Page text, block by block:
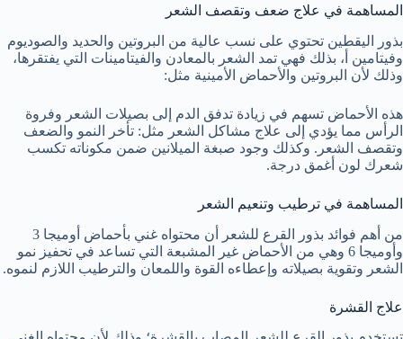
المساهمة في علاج ضعف وتقصف الشعر
بذور اليقطين تحتوي على نسب عالية من البروتين والحديد والصوديوم
وفيتامين أ، بذلك فهي تمد الشعر بالمعادن والفيتامينات التي يفتقرها،
وذلك لأن البروتين والأحماض الأمينية مثل:
هذه الأحماض تسهم في زيادة تدفق الدم إلى بصيلات الشعر وفروة
الرأس مما يؤدي إلى علاج مشاكل الشعر مثل: تأخر النمو والضعف
وتقصف الشعر. وكذلك وجود صبغة الميلانين ضمن مكوناته تكسب
شعرك لون أغمق درجة.
المساهمة في ترطيب وتنعيم الشعر
من أهم فوائد بذور القرع للشعر أن محتواه غني بأحماض أوميجا 3
وأوميجا 6 وهي من الأحماض غير المشبعة التي تساعد في تحفيز نمو
الشعر وتقوية بصيلاته وإعطاءه القوة واللمعان والترطيب اللازم لنموه.
علاج القشرة